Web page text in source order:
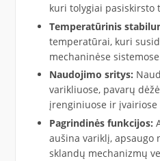
kuri tolygiai
Temperatūrinis
temperatūrai, kuri
mechaninėse
Naudojimo sritys:
varikliuose, pavarų
įrenginiuose ir įvairiose
Pagrindinės funkcijos:
aušina variklį, apsaugo
sklandų mechanizmų